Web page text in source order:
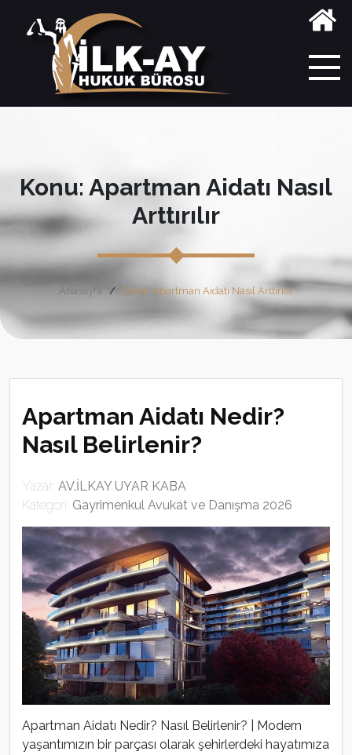
Konu: Apartman Aidatı Nasıl
Arttırılır
Anasayfa Etiket: Apartman Aidatı Nasıl Arttırılır
Apartman Aidatı Nedir?
Nasıl Belirlenir?
Yazar: AV.İLKAY UYAR KABA
Kategori: Gayrimenkul Avukat ve Danışma 2026
Apartman Aidatı Nedir? Nasıl Belirlenir? | Modern
yaşantımızın bir parçası olarak şehirlerdeki hayatımıza